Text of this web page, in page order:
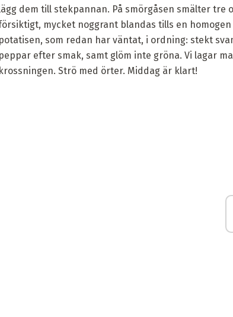
dem till stekpannan. På smörgåsen smälter
mycket noggrant blandas tills en
potatisen, som redan har väntat, i ordning: stekt
peppar efter smak, samt glöm inte gröna. Vi lagar
krossningen. Strö med örter. Middag är klart!